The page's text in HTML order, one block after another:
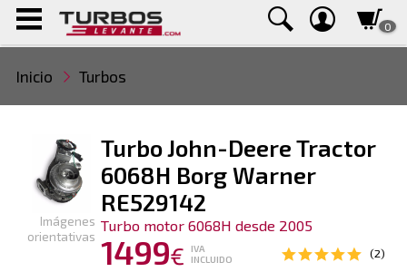
0
Inicio Turbos
Turbo John-Deere Tractor
6068H Borg Warner
RE529142
Turbo motor 6068H desde 2005
1499€
IVA
INCLUIDO
(2)
Imágenes
orientativas